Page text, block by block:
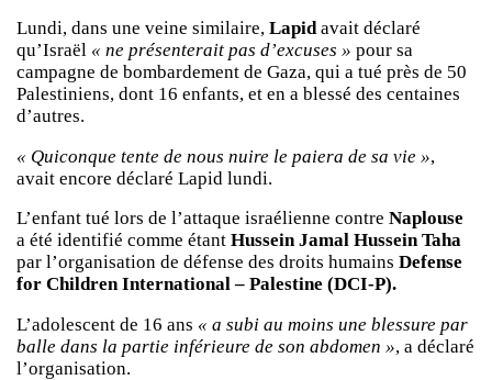
Lundi, dans une veine similaire, Lapidavait déclaré
qu’Israël « ne présenterait pas d’excuses » pour sa
campagne de bombardement de Gaza, qui a tué près de 50
Palestiniens, dont 16 enfants, et en a blessé des centaines
d’autres.
« Quiconque tente de nous nuire le paiera de sa vie »,
avait encore déclaré Lapid lundi.
L’enfant tué lors de l’attaque israélienne contre Naplouse
a été identifié comme étant Hussein Jamal Hussein Taha
par l’organisation de défense des droits humains Defense
for Children International – Palestine (DCI-P).
L’adolescent de 16 ans « a subi au moins une blessure par
balle dans la partie inférieure de son abdomen », a déclaré
l’organisation.